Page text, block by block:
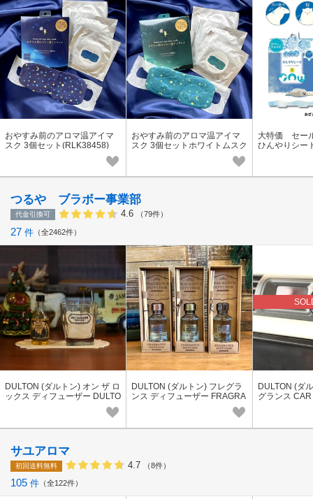
おやすみ前のアロマ温アイマ
スク 3個セット(RLK38458)
おやすみ前のアロマ温アイマ
スク 3個セットホワイトムスク
大特価 セー
ひんやりシー
つるや ブラボー事業部
代金引換可 4.6 （79件）
27 件 全2462件
DULTON (ダルトン) オン ザ ロ
ックス ディフューザー DULTO
N ON THE ROCKS DIFFUSER
DULTON (ダルトン) フレグラ
ンス ディフューザー FRAGRA
DULTON (ダ
グランス
サユアロマ
初回送料無料 4.7 （8件）
105 件 全122件